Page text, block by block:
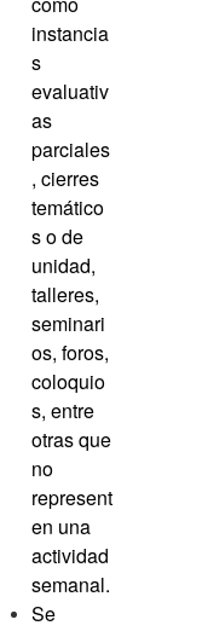
instancia
s
evaluativ
as
parciales
, cierres
temático
s o de
unidad,
talleres,
seminari
os, foros,
coloquio
s, entre
otras que
no
represent
en una
actividad
semanal.
Se